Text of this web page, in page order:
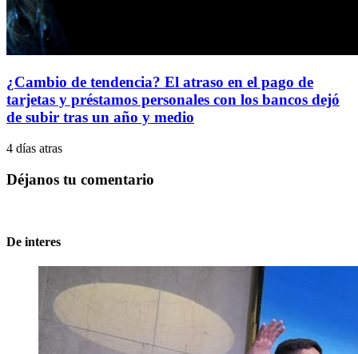
¿Cambio de tendencia? El atraso en el pago de
tarjetas y préstamos personales con los bancos dejó
de subir tras un año y medio
4 días atras
Déjanos tu comentario
De interes